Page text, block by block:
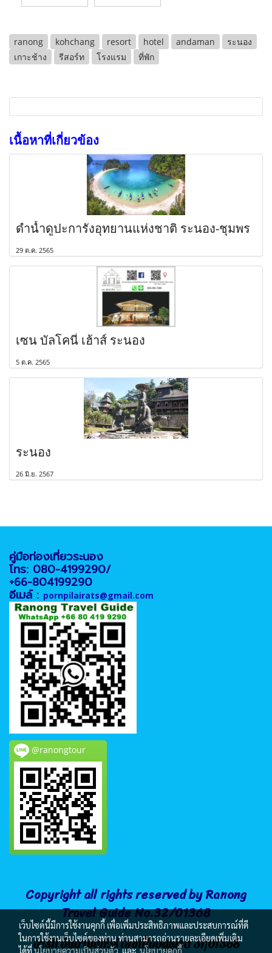
ranong kohchang resort hotel andaman
ระนอง
เกาะช้าง
รีสอร์ท โรงแรม ที่พัก
เนื้อหาที่เกี่ยวข้อง
ดำน้ำดูปะการังอุทยานแห่งชาติ ระนอง-ชุมพร
29 ต.ค. 2565
เซน บัลโคนี่ เฮ้าส์ ระนอง
5 ต.ค. 2565
ระนอง
26 มิ.ย. 2567
คู่มือท่องเที่ยวระนอง
โทร: 080-4199290/
+66-804199290
อีเมล์ : pornpilairats@gmail.com
@ranongtour
Copyright all rights reserved by Ranong
Travel Guide No.32/01368
อาร์ที อันดามันทัวร์ เลขที่ใบอนุญาต 31/01368
เว็บไซต์นี้มีการใช้งานคุกกี้ เพื่อเพิ่มประสิทธิภาพและประสบการณ์ที่ดี
ในการใช้งานเว็บไซต์ของท่าน ท่านสามารถอ่านรายละเอียดเพิ่มเติม
ได้ที่นโยบายความเป็นส่วนตัว และนโยบายคุกกี้